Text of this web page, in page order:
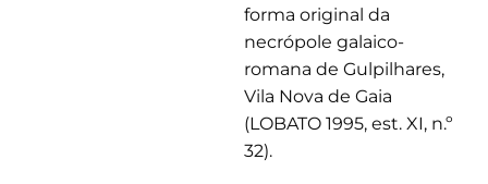
forma original da
necrópole galaico-
romana de Gulpilhares,
Vila Nova de Gaia
(LOBATO 1995, est. XI, n.º
32).